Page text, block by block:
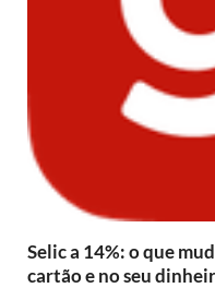
Selic a 14%: o que
cartão e no seu